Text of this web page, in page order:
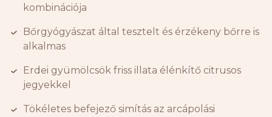
kombinációja
Bőrgyógyászat által tesztelt és érzékeny bőrre is
alkalmas
Erdei gyümölcsök friss illata élénkítő citrusos
jegyekkel
Tökéletes befejező simítás az arcápolási